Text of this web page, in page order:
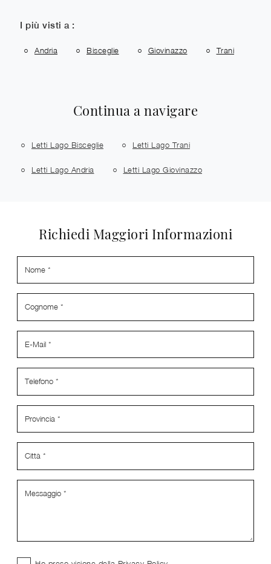
I più visti a :
Andria Bisceglie Giovinazzo Trani
Continua a navigare
Letti Lago Bisceglie Letti Lago Trani
Letti Lago Andria Letti Lago Giovinazzo
Richiedi Maggiori Informazioni